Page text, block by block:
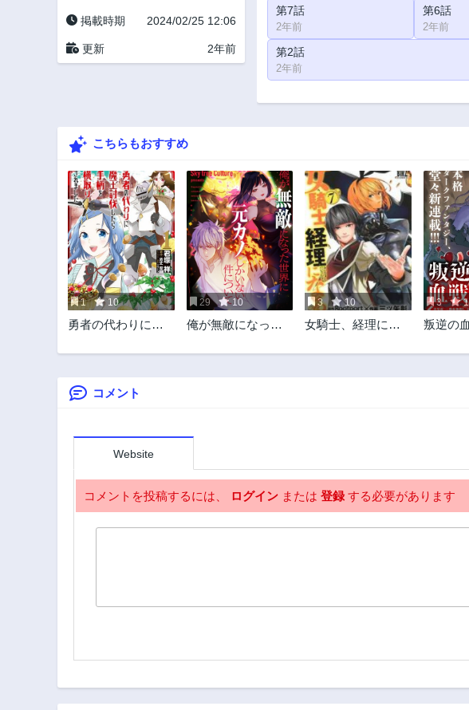
掲載時期 2024/02/25 12:06
更新 2年前
第7話
2年前
第6話
2年前
第2話
2年前
こちらもおすすめ
1 10
勇者の代わりに魔
を横取りされまし
29 10
俺が無敵になった
いない件について
3 10
女騎士、経理にな
3
叛逆の
殺し、
コメント
Website
コメントを投稿するには、 ログイン または 登録する必要があります